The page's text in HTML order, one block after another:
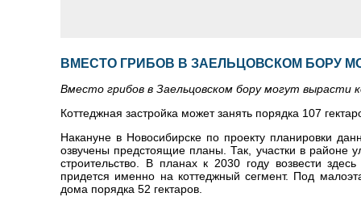
ВМЕСТО ГРИБОВ В ЗАЕЛЬЦОВСКОМ БОРУ
Вместо грибов в Заельцовском бору могут вырасти
Коттеджная застройка может занять порядка 107
Накануне в Новосибирске по проекту планировки
озвучены предстоящие планы. Так, участки в районе
строительство. В планах к 2030 году возвести
придется именно на коттеджный сегмент. Под
дома порядка 52 гектаров.